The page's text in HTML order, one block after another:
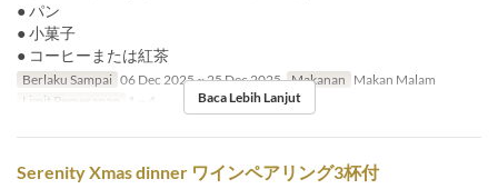
● パン
● 小菓子
● コーヒーまたは紅茶
Berlaku Sampai 06 Dec 2025 ~ 25 Dec 2025 Makanan Makan Malam
Limit Pemesanan
1 ~ 4 Baca Lebih Lanjut
Serenity Xmas dinner ワインペアリング3杯付